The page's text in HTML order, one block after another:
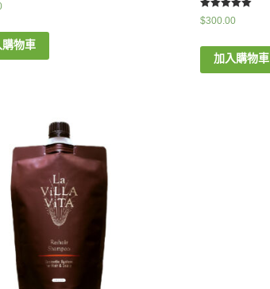
物車
評分
5.00
$300.00
加入購物車